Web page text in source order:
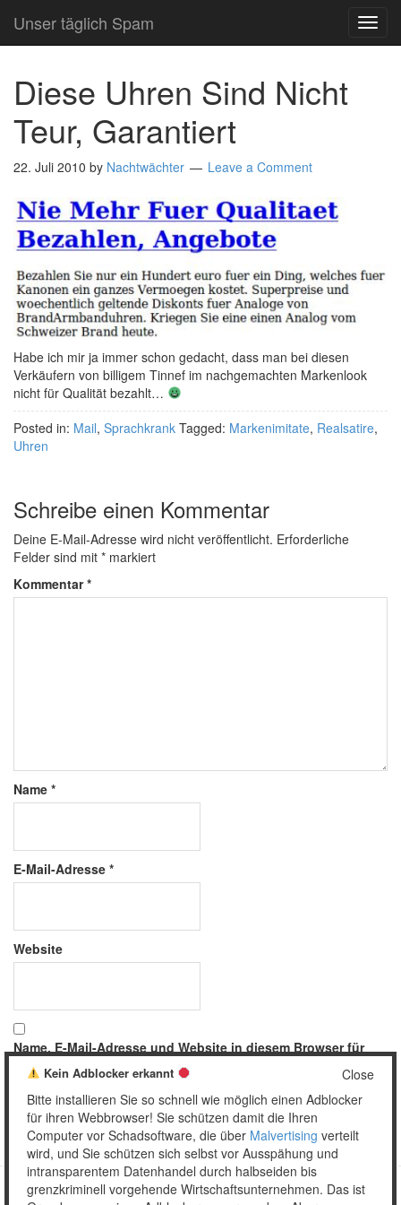
Unser täglich Spam
Diese Uhren Sind Nicht
Teur, Garantiert
22. Juli 2010 by Nachtwächter Leave a Comment
Habe ich mir ja immer schon gedacht, dass man bei diesen
Verkäufern von billigem Tinnef im nachgemachten Markenlook
nicht für Qualität bezahlt…
Posted in: Mail, Sprachkrank Tagged: Markenimitate, Realsatire,
Uhren
Schreibe einen Kommentar
Deine E-Mail-Adresse wird nicht veröffentlicht. Erforderliche
Felder sind mit * markiert
Kommentar*
Name *
E-Mail-Adresse *
Website
Name, E-Mail-Adresse und Website in diesem Browser für
meinen nächsten Kommentar speichern.
Close
Kein Adblocker erkannt
Bitte installieren Sie so schnell wie möglich einen Adblocker
für ihren Webbrowser! Sie schützen damit die Ihren
Computer vor Schadsoftware, die über Malvertising verteilt
wird, und Sie schützen sich selbst vor Ausspähung und
intransparentem Datenhandel durch halbseiden bis
grenzkriminell vorgehende Wirtschaftsunternehmen. Das ist